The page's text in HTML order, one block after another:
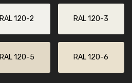
RAL 120-2 RAL 120-3
RAL 120-5 RAL 120-6